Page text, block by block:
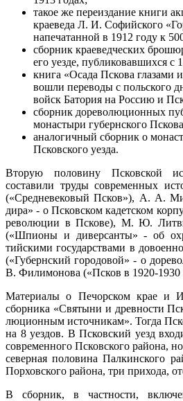
такое же переиздание книги
крае­веда Л. И. Софийского
напеча­танной в 1912 году к
сборник краеведческих
его уезде, публиковавшихся с
книга «Осада Пскова глазами
вошли переводы с польского
войск Батория на Россию и
сборник дореволюционных
мона­стыри губернского
аналогичный сборник о
Псковско­го уезда.
Вторую половину Псковской
составили труды современных
(«Средневековый Псков»), А. А.
дира» - о Псковском кадетском
революции в Пскове), М. Ю.
(«Шпионы и диверсанты» - об
тийскими государствами в
(«Губернский городовой» - о
В. Филимонова («Псков в 1920-1930
Материалы о Печорском крае и
сборника «Святыни и древности
люционным источникам». Тогда
на 8 уездов. В Псковский уезд
современного Псковского района,
северная половина Палкинского
Порховского района, три прихода,
В сборник, в частности,